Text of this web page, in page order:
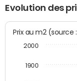
Evolution des
Prix au m2
1900
2000